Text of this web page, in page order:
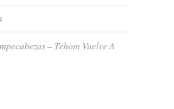
– Tehom Vuelve A